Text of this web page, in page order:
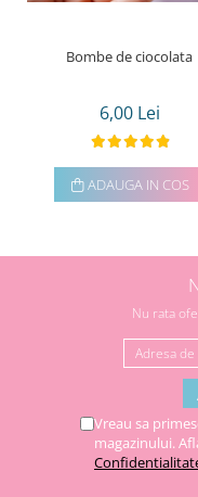
Bombe de ciocolata
6,00 Lei
ADAUGA IN COS
Nu rata
Vreau sa
magazinului.